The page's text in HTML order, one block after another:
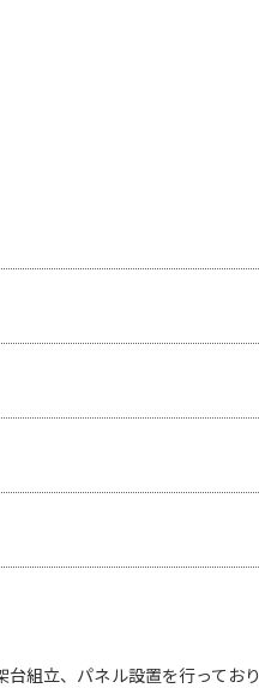
組立、パネル設置を行っており